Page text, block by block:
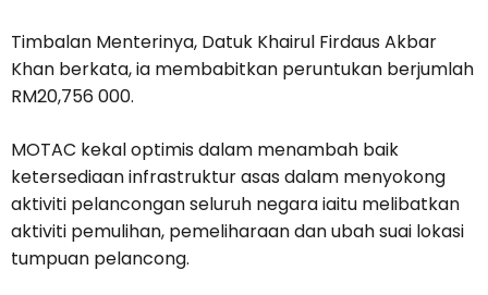
Timbalan Menterinya, Datuk Khairul Firdaus Akbar
Khan berkata, ia membabitkan peruntukan berjumlah
RM20,756 000.
MOTAC kekal optimis dalam menambah baik
ketersediaan infrastruktur asas dalam menyokong
aktiviti pelancongan seluruh negara iaitu melibatkan
aktiviti pemulihan, pemeliharaan dan ubah suai lokasi
tumpuan pelancong.